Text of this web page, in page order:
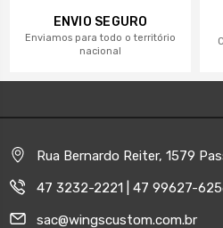
ENVIO SEGURO
Enviamos para todo o território
nacional
Rua Bernardo Reiter, 1579
47 3232-2221 | 47 99627-
sac@wingscustom.com.br